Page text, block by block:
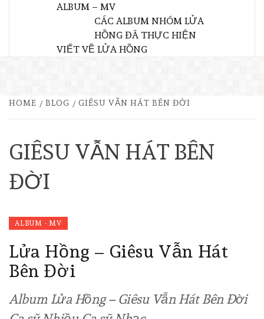
ALBUM – MV
CÁC ALBUM NHÓM LỬA
HỒNG ĐÃ THỰC HIỆN
VIẾT VỀ LỬA HỒNG
HOME BLOG GIÊSU VẪN HÁT BÊN ĐỜI
GIÊSU VẪN HÁT BÊN
ĐỜI
ALBUM - MV
Lửa Hồng – Giêsu Vẫn Hát
Bên Đời
Album Lửa Hồng – Giêsu Vẫn Hát Bên Đời